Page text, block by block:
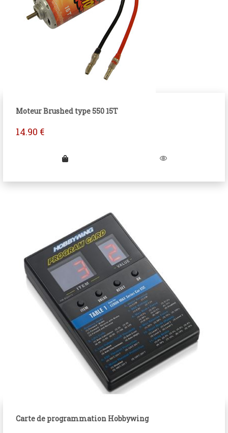
Moteur Brushed type 550 15T
14.90 €
Carte de programmation Hobbywing